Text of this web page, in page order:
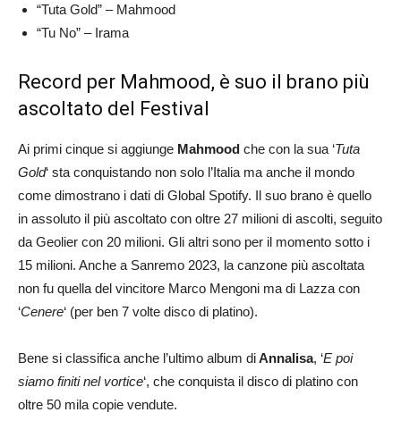
“Tuta Gold” – Mahmood
“Tu No” – Irama
Record per Mahmood, è suo il brano più
ascoltato del Festival
Ai primi cinque si aggiunge Mahmood che con la sua ‘Tuta
Gold‘ sta conquistando non solo l’Italia ma anche il mondo
come dimostrano i dati di Global Spotify. Il suo brano è quello
in assoluto il più ascoltato con oltre 27 milioni di ascolti, seguito
da Geolier con 20 milioni. Gli altri sono per il momento sotto i
15 milioni. Anche a Sanremo 2023, la canzone più ascoltata
non fu quella del vincitore Marco Mengoni ma di Lazza con
‘Cenere‘ (per ben 7 volte disco di platino).
Bene si classifica anche l’ultimo album diAnnalisa, ‘E poi
siamo finiti nel vortice‘, che conquista il disco di platino con
oltre 50 mila copie vendute.